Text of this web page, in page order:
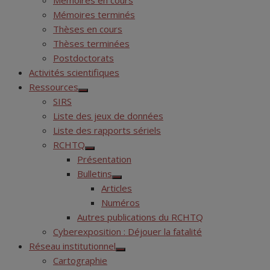
Mémoires terminés
Thèses en cours
Thèses terminées
Postdoctorats
Activités scientifiques
Ressources
Show
menu
SIRS
Liste des jeux de données
Liste des rapports sériels
RCHTQ
Show
sub
menu
Présentation
Bulletins
Show
sub
menu
Articles
Numéros
Autres publications du RCHTQ
Cyberexposition : Déjouer la fatalité
Réseau institutionnel
Show
Cartographie